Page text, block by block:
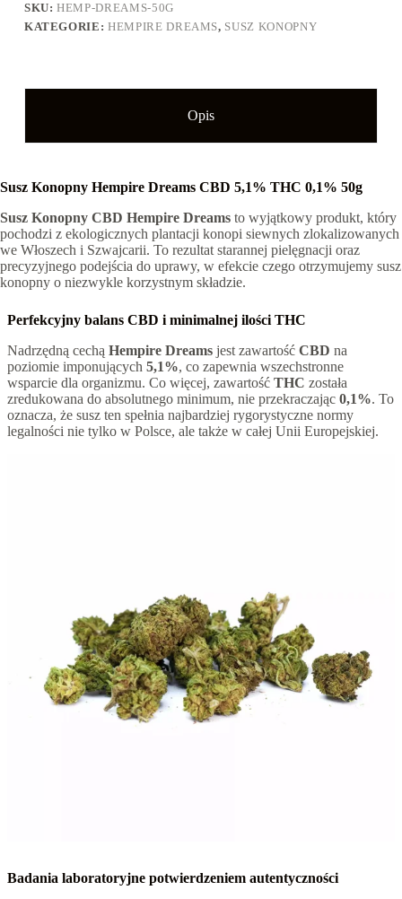
SKU:HEMP-DREAMS-50G
KATEGORIE:HEMPIRE DREAMS, SUSZ KONOPNY
Opis
Susz Konopny Hempire Dreams CBD 5,1% THC 0,1% 50g
Susz Konopny CBD Hempire Dreams to wyjątkowy produkt, który
pochodzi z ekologicznych plantacji konopi siewnych zlokalizowanych
we Włoszech i Szwajcarii. To rezultat starannej pielęgnacji oraz
precyzyjnego podejścia do uprawy, w efekcie czego otrzymujemy susz
konopny o niezwykle korzystnym składzie.
Perfekcyjny balans CBD i minimalnej ilości THC
Nadrzędną cechą Hempire Dreams jest zawartość CBD na
poziomie imponujących 5,1%, co zapewnia wszechstronne
wsparcie dla organizmu. Co więcej, zawartość THC została
zredukowana do absolutnego minimum, nie przekraczając 0,1%. To
oznacza, że susz ten spełnia najbardziej rygorystyczne normy
legalności nie tylko w Polsce, ale także w całej Unii Europejskiej.
Badania laboratoryjne potwierdzeniem autentyczności